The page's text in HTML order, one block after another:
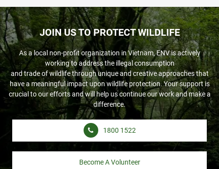
JOIN US TO PROTECT WILDLIFE
As a local non-profit organization in Vietnam, ENV is actively
working to address the illegal consumption
and trade of wildlife through unique and creative approaches that
have a meaningful impact upon wildlife protection. Your support is
crucial to our efforts and will help us continue our work and make a
difference.
1800 1522
Become A Volunteer